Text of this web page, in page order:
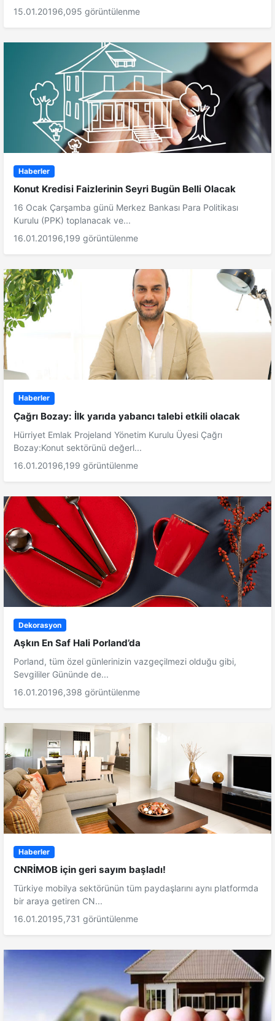
15.01.20196,095 görüntülenme
Haberler
Konut Kredisi Faizlerinin Seyri Bugün Belli Olacak
16 Ocak Çarşamba günü Merkez Bankası Para Politikası
Kurulu (PPK) toplanacak ve...
16.01.20196,199 görüntülenme
Haberler
Çağrı Bozay: İlk yarıda yabancı talebi etkili olacak
Hürriyet Emlak Projeland Yönetim Kurulu Üyesi Çağrı
Bozay:Konut sektörünü değerl...
16.01.20196,199 görüntülenme
Dekorasyon
Aşkın En Saf Hali Porland’da
Porland, tüm özel günlerinizin vazgeçilmezi olduğu gibi,
Sevgililer Gününde de...
16.01.20196,398 görüntülenme
Haberler
CNRİMOB için geri sayım başladı!
Türkiye mobilya sektörünün tüm paydaşlarını aynı platformda
bir araya getiren CN...
16.01.20195,731 görüntülenme